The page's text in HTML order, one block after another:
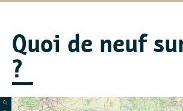
Quoi de neuf
?